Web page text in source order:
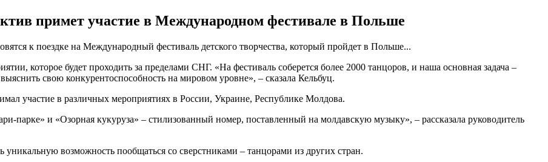
примет участие в Международном фестивале в Польше
к поездке на Международный фестиваль детского творчества, который пройдет в Польше...
которое будет проходить за пределами СНГ. «На фестиваль соберется более 2000 танцоров, и наша основная задача –
свою конкурентоспособность на мировом уровне», – сказала Кельбуц.
участие в различных мероприятиях в России, Украине, Республике Молдова.
парке» и «Озорная кукуруза» – стилизованный номер, поставленный на молдавскую музыку», – рассказала руководитель
возможность пообщаться со сверстниками – танцорами из других стран.